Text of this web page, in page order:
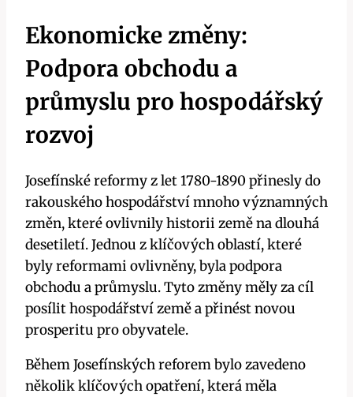
Ekonomicke změny:
Podpora obchodu a
průmyslu pro hospodářský
rozvoj
Josefínské reformy z let 1780-1890 přinesly do
rakouského hospodářství mnoho významných
změn, které ovlivnily historii země na dlouhá
desetiletí. Jednou z klíčových oblastí, které
byly reformami ovlivněny, byla podpora
obchodu a průmyslu. Tyto změny měly za cíl
posílit hospodářství země a přinést novou
prosperitu pro obyvatele.
Během Josefínských reforem bylo zavedeno
několik klíčových opatření, která měla